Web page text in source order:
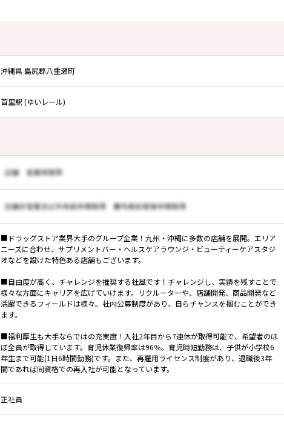
沖縄県 島尻郡八重瀬町
首里駅 (ゆいレール)
■ドラッグストア業界大手のグループ企業！九州・沖縄に多数の店舗を展開。エリア
ニーズに合わせ、サプリメントバー・ヘルスケアラウンジ・ビューティーケアスタジ
オなどを設けた特色ある店舗もございます。
■自由度が高く、チャレンジを推奨する社風です！チャレンジし、実績を残すことで
様々な方面にキャリアを広げていけます。リクルーターや、店舗開発、商品開発など
活躍できるフィールドは様々。社内公募制度があり、自らチャンスを掴むことができ
ます。
■福利厚生も大手ならではの充実度！入社2年目から7連休が取得可能で、希望者のほ
ぼ全員が取得しています。育児休業復帰率は96％。育児時短勤務は、子供が小学校6
年生まで可能(1日6時間勤務)です。また、再雇用ライセンス制度があり、退職後3年
間であれば同資格での再入社が可能となっています。
正社員